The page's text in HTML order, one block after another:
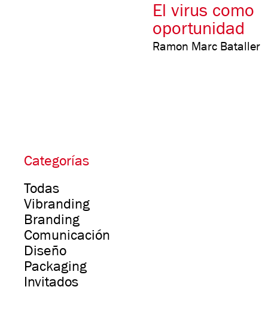
El virus como
oportunidad
Ramon Marc Bataller
Categorías
Todas
Vibranding
Branding
Comunicación
Diseño
Packaging
Invitados